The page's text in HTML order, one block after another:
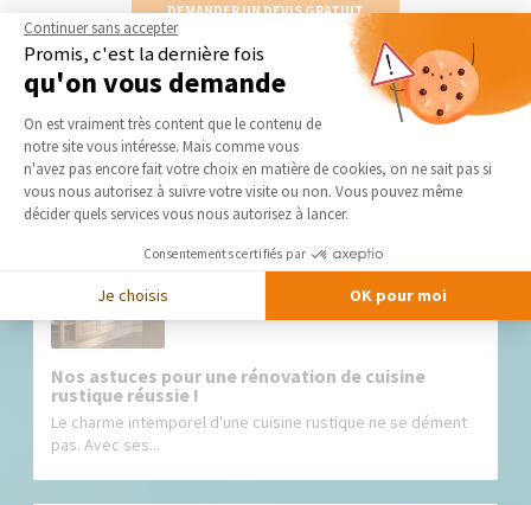
DEMANDER UN DEVIS GRATUIT
Nos derniers conseils et actus
Nos astuces pour une rénovation de cuisine
rustique réussie !
Le charme intemporel d'une cuisine rustique ne se dément
pas. Avec ses...
Continuer sans accepter
Promis, c'est la dernière fois
qu'on vous demande
Plateforme de Gestion du
On est vraiment très content que le contenu de
notre site vous intéresse. Mais comme vous
n'avez pas encore fait votre choix en matière de cookies, on ne sait pas si
vous nous autorisez à suivre votre visite ou non. Vous pouvez même
décider quels services vous nous autorisez à lancer.
Consentements certifiés par
Je choisis OK pour moi
Axeptio consent